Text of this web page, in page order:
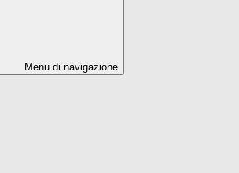
Menu di navigazione